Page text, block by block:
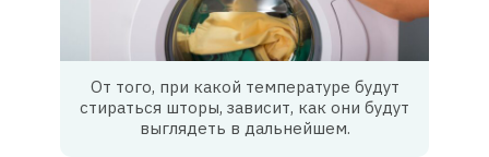
От того, при какой температуре будут
стираться шторы, зависит, как они будут
выглядеть в дальнейшем.